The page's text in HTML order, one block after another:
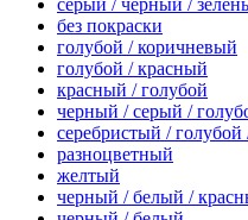
серый / черный /
без покраски
голубой / коричневый
голубой / красный
красный / голубой
черный / серый /
серебристый / голубой
разноцветный
желтый
черный / белый /